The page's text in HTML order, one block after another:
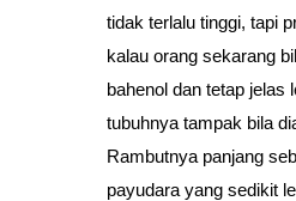
tidak terlalu tinggi, tapi
kalau orang sekarang
bahenol dan tetap jelas
tubuhnya tampak bila
Rambutnya panjang
payudara yang sedikit